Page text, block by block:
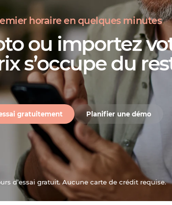
horaire en quelques minutes
ou importez
s’occupe du
gratuitement Planifier une démo
d’essai gratuit. Aucune carte de crédit requise.